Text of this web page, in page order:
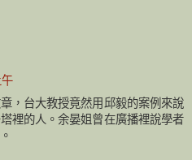
，台大教授竟然用邱毅的案例來說
裡的人。余晏姐曾在廣播裡說學者